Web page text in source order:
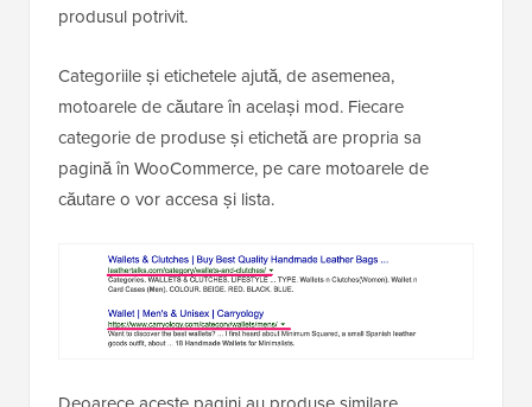
produsul potrivit.
Categoriile și etichetele ajută, de asemenea,
motoarele de căutare în același mod. Fiecare
categorie de produse și etichetă are propria sa
pagină în WooCommerce, pe care motoarele de
căutare o vor accesa și lista.